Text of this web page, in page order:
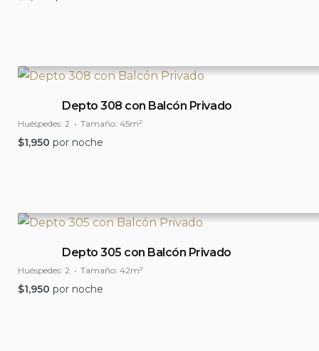
Depto 308 con Balcón Privado
Huéspedes: 2 Tamaño: 45m²
$1,950 por noche
Depto 305 con Balcón Privado
Huéspedes: 2 Tamaño: 42m²
$1,950 por noche